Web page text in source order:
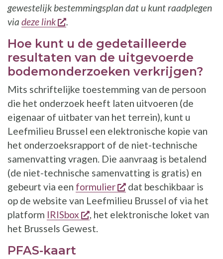
gewestelijk bestemmingsplan dat u kunt raadplegen
via deze link opent een nieuw venster
.
Hoe kunt u de gedetailleerde
resultaten van de uitgevoerde
bodemonderzoeken verkrijgen?
Mits schriftelijke toestemming van de persoon
die het onderzoek heeft laten uitvoeren (de
eigenaar of uitbater van het terrein), kunt u
Leefmilieu Brussel een elektronische kopie van
het onderzoeksrapport of de niet-technische
samenvatting vragen. Die aanvraag is betalend
(de niet-technische samenvatting is gratis) en
gebeurt via een formulier opent een nieuw
dat beschikbaar is
op de website van Leefmilieu Brussel of via het
platform IRISbox opent een nieuw venster
, het elektronische loket van
het Brussels Gewest.
PFAS-kaart